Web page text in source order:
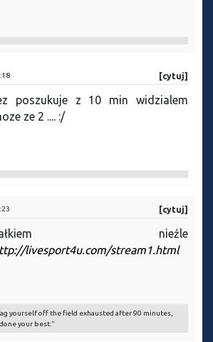
[cytuj]
poszukuje z 10 min widzialem
ze 2 .... :/
[cytuj]
nieźle
livesport4u.com/stream1.html
yourself off the field exhausted after 90 minutes,
your best."